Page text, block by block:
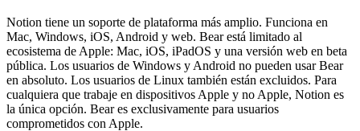
Notion tiene un soporte de plataforma más amplio. Funciona en
Mac, Windows, iOS, Android y web. Bear está limitado al
ecosistema de Apple: Mac, iOS, iPadOS y una versión web en beta
pública. Los usuarios de Windows y Android no pueden usar Bear
en absoluto. Los usuarios de Linux también están excluidos. Para
cualquiera que trabaje en dispositivos Apple y no Apple, Notion es
la única opción. Bear es exclusivamente para usuarios
comprometidos con Apple.